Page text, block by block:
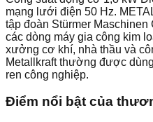
mạng lưới điện 50 Hz.
tập đoàn Stürmer
các dòng máy gia công kim
xưởng cơ khí, nhà thầu và
Metallkraft thường được
ren công nghiệp.
Điểm nổi bật của